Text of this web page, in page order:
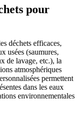
pour
déchets efficaces,
usées (saumures,
de lavage, etc.), la
atmosphériques
permettent
dans les eaux
environnementales